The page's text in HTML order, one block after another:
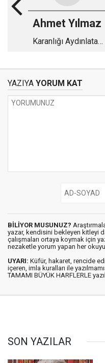
Ahmet Yılmaz
Karanlığı Aydınlatan
YAZIYA YORUM KAT
BİLİYOR MUSUNUZ?
yazar, kendisini bekleyen kitleyi
çalışmaları ortaya koymak için
nezaketle yorum yapan her
UYARI: Küfür, hakaret, rencide
içeren, imla kuralları ile
TAMAMI BÜYÜK HARFLERLE
SON YAZILAR